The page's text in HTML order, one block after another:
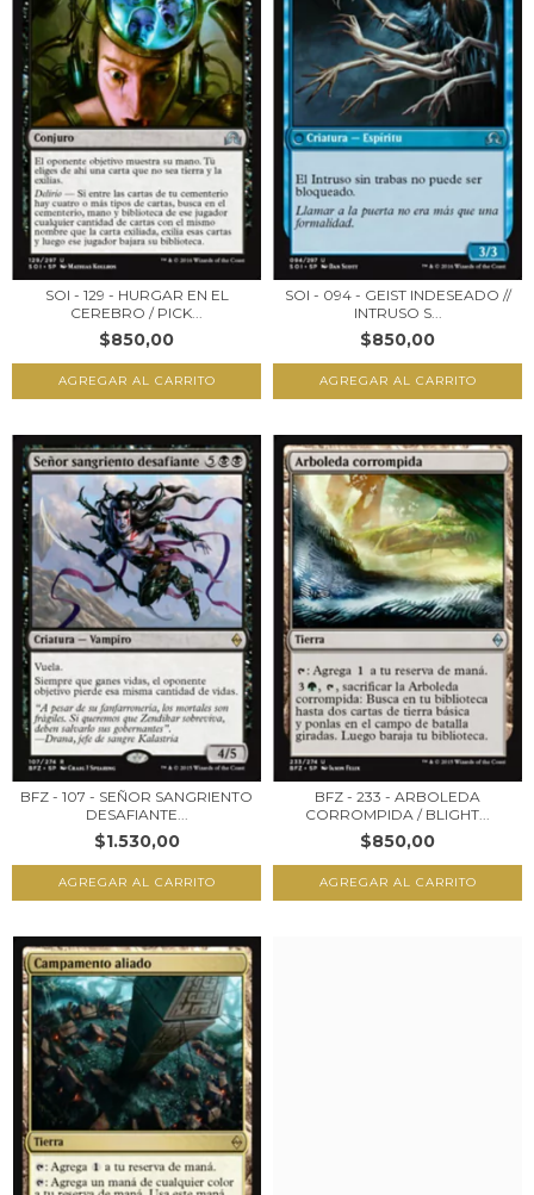
SOI - 129 - HURGAR EN EL
CEREBRO / PICK...
$850,00
SOI - 094 - GEIST INDESEADO //
INTRUSO S...
$850,00
BFZ - 107 - SEÑOR SANGRIENTO
DESAFIANTE...
$1.530,00
BFZ - 233 - ARBOLEDA
CORROMPIDA / BLIGHT...
$850,00